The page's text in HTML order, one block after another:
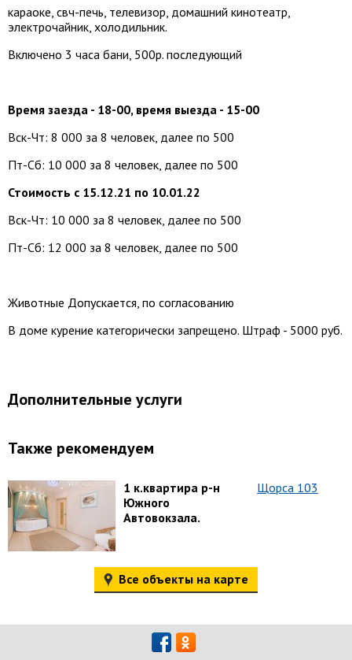
караоке, свч-печь, телевизор, домашний кинотеатр,
электрочайник, холодильник.
Включено 3 часа бани, 500р. последующий
Время заезда - 18-00, время выезда - 15-00
Вск-Чт: 8 000 за 8 человек, далее по 500
Пт-Сб: 10 000 за 8 человек, далее по 500
Стоимость с 15.12.21 по 10.01.22
Вск-Чт: 10 000 за 8 человек, далее по 500
Пт-Сб: 12 000 за 8 человек, далее по 500
Животные Допускается, по согласованию
В доме курение категорически запрещено. Штраф - 5000 руб.
Дополнительные услуги
Также рекомендуем
1 к.квартира р-н
Южного
Автовокзала.
Щорса 103
Все объекты на карте